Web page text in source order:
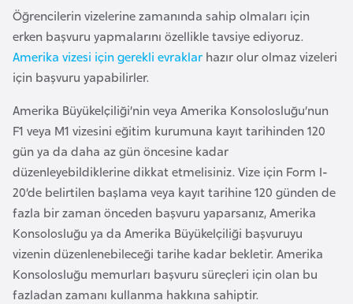
Öğrencilerin vizelerine zamanında sahip olmaları için
erken başvuru yapmalarını özellikle tavsiye ediyoruz.
Amerika vizesi için gerekli evraklar hazır olur olmaz vizeleri
için başvuru yapabilirler.
Amerika Büyükelçiliği’nin veya Amerika Konsolosluğu’nun
F1 veya M1 vizesini eğitim kurumuna kayıt tarihinden 120
gün ya da daha az gün öncesine kadar
düzenleyebildiklerine dikkat etmelisiniz. Vize için Form I-
20’de belirtilen başlama veya kayıt tarihine 120 günden de
fazla bir zaman önceden başvuru yaparsanız, Amerika
Konsolosluğu ya da Amerika Büyükelçiliği başvuruyu
vizenin düzenlenebileceği tarihe kadar bekletir. Amerika
Konsolosluğu memurları başvuru süreçleri için olan bu
fazladan zamanı kullanma hakkına sahiptir.
y
e
t
i
C
e
z
a
y
i
r
C